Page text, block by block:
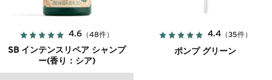
4.6（48件）
SB インテンスリペア シャンプ
ー(香り：シア)
4.4（35件）
ポンプ グリーン